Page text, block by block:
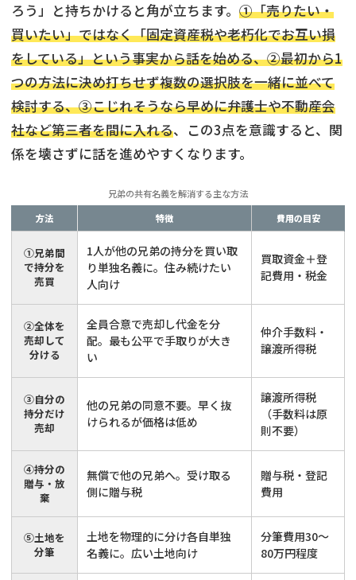
ろう」と持ちかけると角が立ちます。 ①「売りたい・
買いたい」ではなく「固定資産税や老朽化でお互い損
をしている」という事実から話を始める、②最初から1
つの方法に決め打ちせず複数の選択肢を一緒に並べて
検討する、③こじれそうなら早めに弁護士や不動産会
社など第三者を間に入れる、この3点を意識すると、関
係を壊さずに話を進めやすくなります。
兄弟の共有名義を解消する主な方法
方法
特徴 費用の目安
①兄弟間
で持分を
売買
1人が他の兄弟の持分を買い取
り単独名義に。住み続けたい
人向け
買取資金＋登
記費用・税金
②全体を
売却して
分ける
全員合意で売却し代金を分
配。最も公平で手取りが大き
い
仲介手数料・
譲渡所得税
③自分の
持分だけ
売却
他の兄弟の同意不要。早く抜
けられるが価格は低め
譲渡所得税
（手数料は原
則不要）
④持分の
贈与・放
棄
無償で他の兄弟へ。受け取る
側に贈与税
贈与税・登記
費用
⑤土地を
分筆
土地を物理的に分け各自単独
名義に。広い土地向け
分筆費用30〜
80万円程度
共有持分の売却でお悩みならこちら